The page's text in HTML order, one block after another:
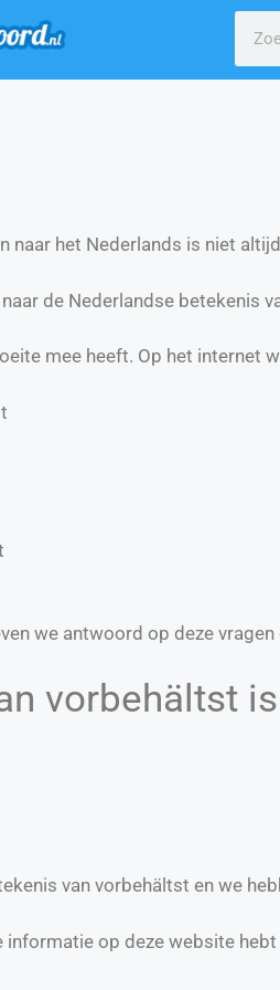
naar het Nederlands is niet
de Nederlandse betekenis
mee heeft. Op het internet
we antwoord op deze
vorbehältst
van vorbehältst en we
op deze website